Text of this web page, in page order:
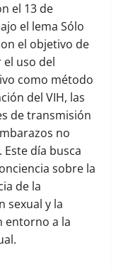
el 13 de
el lema Sólo
el objetivo de
uso del
como método
del VIH, las
de transmisión
no
Este día busca
sobre la
de la
sexual y la
entorno a la